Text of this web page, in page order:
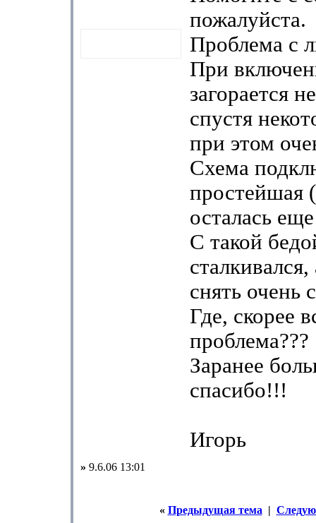
пожалуйста.
Проблема с
При
загорается
спустя
при этом
Схема
простейшая
осталась
С такой
снять очень
Где, скорее
проблема???
Заранее
спасибо!!!
Игорь
» 9.6.06 13:01
« Предыдущая тема |